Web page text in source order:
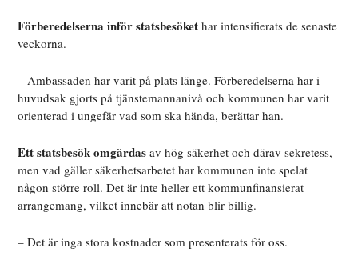
Förberedelserna inför statsbesöket har intensifierats de senaste
veckorna.
– Ambassaden har varit på plats länge. Förberedelserna har i
huvudsak gjorts på tjänstemannanivå och kommunen har varit
orienterad i ungefär vad som ska hända, berättar han.
Ett statsbesök omgärdas av hög säkerhet och därav sekretess,
men vad gäller säkerhetsarbetet har kommunen inte spelat
någon större roll. Det är inte heller ett kommunfinansierat
arrangemang, vilket innebär att notan blir billig.
– Det är inga stora kostnader som presenterats för oss.